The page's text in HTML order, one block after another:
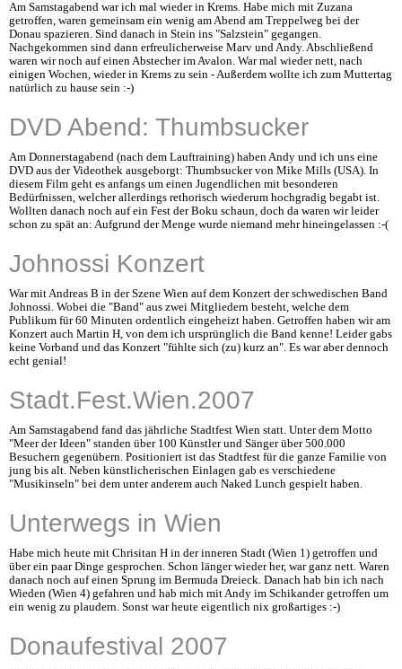
Am Samstagabend war ich mal wieder in Krems. Habe mich mit Zuzana
getroffen, waren gemeinsam ein wenig am Abend am Treppelweg bei der
Donau spazieren. Sind danach in Stein ins "Salzstein" gegangen.
Nachgekommen sind dann erfreulicherweise Marv und Andy. Abschließend
waren wir noch auf einen Abstecher im Avalon. War mal wieder nett, nach
einigen Wochen, wieder in Krems zu sein - Außerdem wollte ich zum Muttertag
natürlich zu hause sein :-)
DVD Abend: Thumbsucker
Am Donnerstagabend (nach dem Lauftraining) haben Andy und ich uns eine
DVD aus der Videothek ausgeborgt: Thumbsucker von Mike Mills (USA). In
diesem Film geht es anfangs um einen Jugendlichen mit besonderen
Bedürfnissen, welcher allerdings rethorisch wiederum hochgradig begabt ist.
Wollten danach noch auf ein Fest der Boku schaun, doch da waren wir leider
schon zu spät an: Aufgrund der Menge wurde niemand mehr hineingelassen :-(
Johnossi Konzert
War mit Andreas B in der Szene Wien auf dem Konzert der schwedischen Band
Johnossi. Wobei die "Band" aus zwei Mitgliedern besteht, welche dem
Publikum für 60 Minuten ordentlich eingeheizt haben. Getroffen haben wir am
Konzert auch Martin H, von dem ich ursprünglich die Band kenne! Leider gabs
keine Vorband und das Konzert "fühlte sich (zu) kurz an". Es war aber dennoch
echt genial!
Stadt.Fest.Wien.2007
Am Samstagabend fand das jährliche Stadtfest Wien statt. Unter dem Motto
"Meer der Ideen" standen über 100 Künstler und Sänger über 500.000
Besuchern gegenübern. Positioniert ist das Stadtfest für die ganze Familie von
jung bis alt. Neben künstlicherischen Einlagen gab es verschiedene
"Musikinseln" bei dem unter anderem auch Naked Lunch gespielt haben.
Unterwegs in Wien
Habe mich heute mit Chrisitan H in der inneren Stadt (Wien 1) getroffen und
über ein paar Dinge gesprochen. Schon länger wieder her, war ganz nett. Waren
danach noch auf einen Sprung im Bermuda Dreieck. Danach hab bin ich nach
Wieden (Wien 4) gefahren und hab mich mit Andy im Schikander getroffen um
ein wenig zu plaudern. Sonst war heute eigentlich nix großartiges :-)
Donaufestival 2007